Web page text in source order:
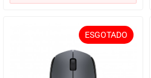
ESGOTADO